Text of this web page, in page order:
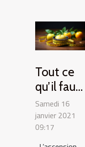
Tout ce
qu’il faut
savoir sur
l’obésité
Samedi 16
janvier 2021
09:17